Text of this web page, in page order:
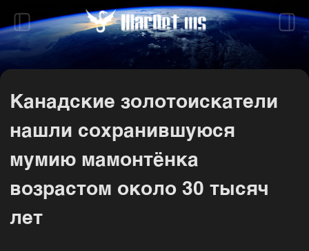
Канадские золотоискатели
нашли сохранившуюся
мумию мамонтёнка
возрастом около 30 тысяч
лет